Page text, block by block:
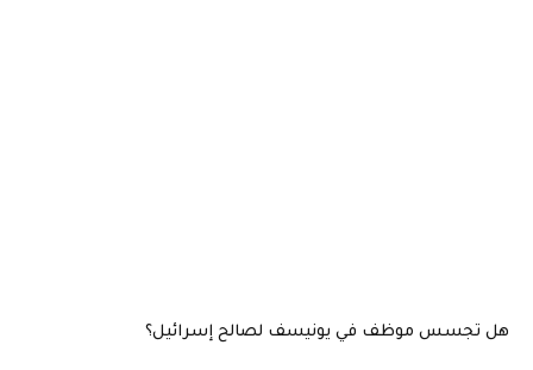
هل تجسس موظف في يونيسف لصالح إسرائيل؟